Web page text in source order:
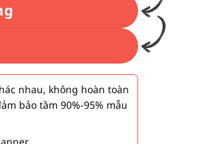
nhau, không hoàn toàn
bảo tầm 90%-95% mẫu